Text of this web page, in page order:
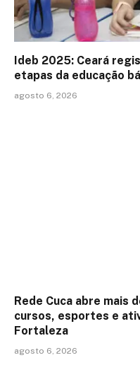
Ideb 2025: Ceará
etapas da educação
agosto 6, 2026
Rede Cuca abre mais
cursos, esportes e
Fortaleza
agosto 6, 2026